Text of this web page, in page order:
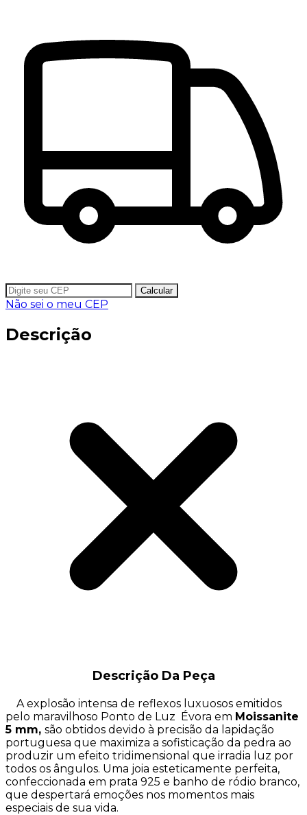
Calcular
Não sei o meu CEP
Descrição
Descrição Da Peça
A explosão intensa de reflexos luxuosos emitidos
pelo maravilhoso Ponto de Luz Évora em Moissanite
5 mm, são obtidos devido à precisão da lapidação
portuguesa que maximiza a sofisticação da pedra ao
produzir um efeito tridimensional que irradia luz por
todos os ângulos. Uma joia esteticamente perfeita,
confeccionada em prata 925 e banho de ródio branco,
que despertará emoções nos momentos mais
especiais de sua vida.